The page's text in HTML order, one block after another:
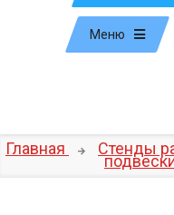
Меню
Главная Стенды